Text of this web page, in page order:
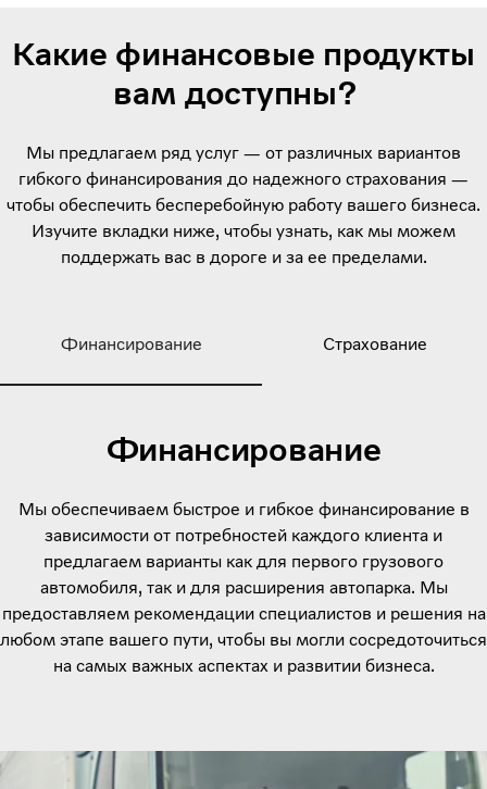
Какие финансовые продукты
вам доступны?
Мы предлагаем ряд услуг — от различных вариантов
гибкого финансирования до надежного страхования —
чтобы обеспечить бесперебойную работу вашего бизнеса.
Изучите вкладки ниже, чтобы узнать, как мы можем
поддержать вас в дороге и за ее пределами.
Финансирование Страхование
Финансирование
Мы обеспечиваем быстрое и гибкое финансирование в
зависимости от потребностей каждого клиента и
предлагаем варианты как для первого грузового
автомобиля, так и для расширения автопарка. Мы
предоставляем рекомендации специалистов и решения на
любом этапе вашего пути, чтобы вы могли сосредоточиться
на самых важных аспектах и развитии бизнеса.